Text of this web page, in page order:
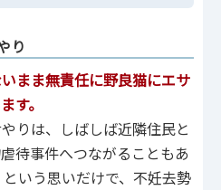
り
まま無責任に野良猫にエサ
す。
りは、しばしば近隣住民と
待事件へつながることもあ
いう思いだけで、不妊去勢